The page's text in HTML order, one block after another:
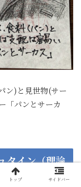
ン)と見世物(サー
「パンとサーカ
タイン（理論
トップ サイドバー